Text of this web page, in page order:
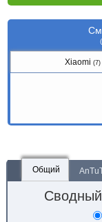
Xiaomi(7)
Общий
Сводный